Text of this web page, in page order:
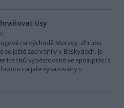
tisy
)
na východě Moravy. Zhruba
ještě zachránily v Beskydech, je
tisů vypěstované ve spolupráci s
na jaře vysazovány v